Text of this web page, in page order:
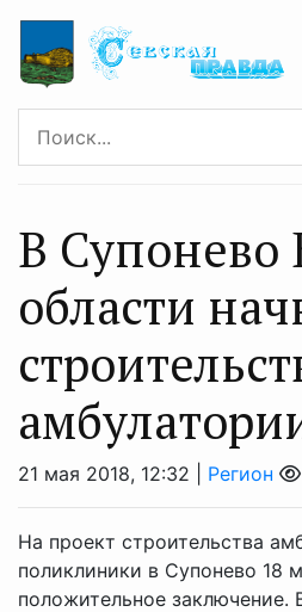
В Супонево
области
21 мая 2018, 12:32 | Регион
На проект строительства
поликлиники в Супонево 18
положительное